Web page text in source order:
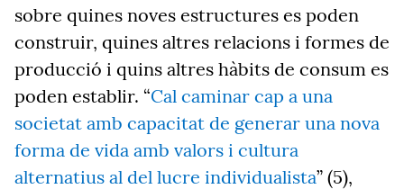
sobre quines noves estructures es poden
construir, quines altres relacions i formes de
producció i quins altres hàbits de consum es
poden establir. “Cal caminar cap a una
societat amb capacitat de generar una nova
forma de vida amb valors i cultura
alternatius al del lucre individualista” (5),